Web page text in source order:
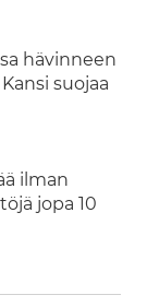
hävinneen
suojaa
ilman
jopa 10